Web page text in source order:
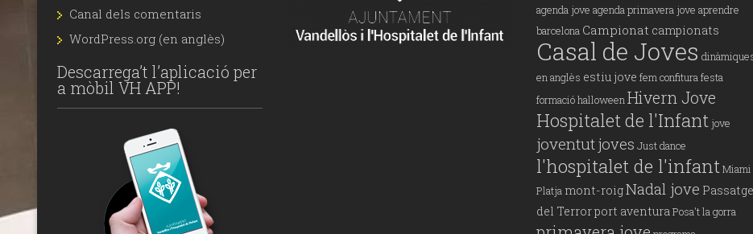
Canal dels comentaris
WordPress.org (en anglès)
Descarrega’t l’aplicació per
a mòbil VH APP!
agenda jove agenda primavera jove aprendre
barcelona Campionat campionats
Casal de Joves
en anglès estiu jove fem confitura festa
formació halloween Hivern Jove
Hospitalet de l'Infant jove
joventutjoves Just dance
l'hospitalet de l'infant Miami
Platja mont-roigNadal jove Passatge
del Terrorport aventura Posa't la gorra